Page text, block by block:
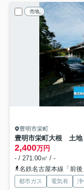
売地
豊明市栄町
豊明市栄町大根 土地
2,400万円
- / 271.00㎡ / -
名鉄名古屋本線「前
都市ガス 電気有